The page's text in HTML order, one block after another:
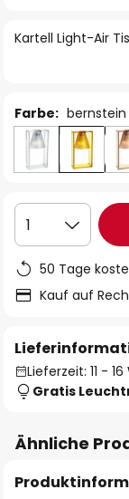
springen
Kartell Light-Air
Farbe: bernstein
1
50 Tage
Kauf auf
Lieferzeit: 11 -
Gratis
Ähnliche